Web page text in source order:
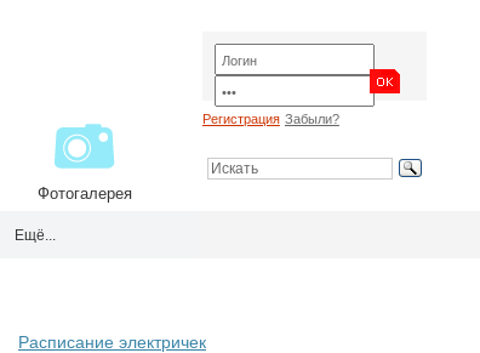
Фотогалерея
Регистрация Забыли?
Ещё...
Расписание электричек